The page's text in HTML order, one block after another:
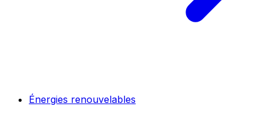
Énergies renouvelables